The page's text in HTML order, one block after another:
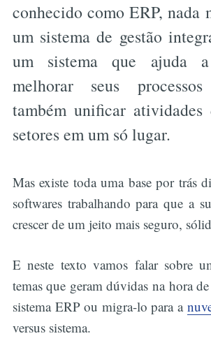
conhecido como ERP, nada
um sistema de gestão
um sistema que ajuda
melhorar seus
também unificar atividades
setores em um só lugar.
Mas existe toda uma base por trás
softwares trabalhando para que a
crescer de um jeito mais seguro,
E neste texto vamos falar sobre
temas que geram dúvidas na hora
sistema ERP ou migra-lo para a
versus sistema.